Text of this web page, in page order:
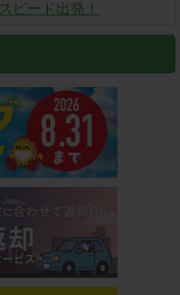
ピード出発！